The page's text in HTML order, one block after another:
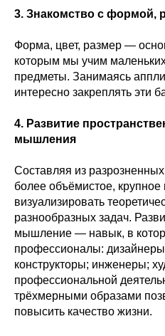
3. Знакомство с формой,
Форма, цвет, размер —
которым мы учим
предметы. Занимаясь
интересно закреплять эти
4. Развитие
мышления
Составляя из
более объёмистое, крупное
визуализировать
разнообразных задач.
мышление — навык, в
профессионалы:
конструкторы; инженеры;
профессиональной
трёхмерными образами
повысить качество жизни.